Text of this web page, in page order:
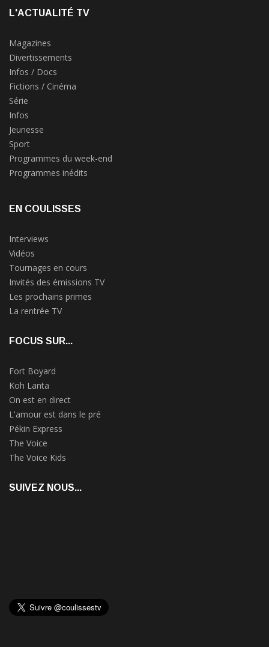
L'ACTUALITÉ TV
Magazines
Divertissements
Infos / Docs
Fictions / Cinéma
Série
Infos
Jeunesse
Sport
Programmes du week-end
Programmes inédits
EN COULISSES
Interviews
Vidéos
Tournages en cours
Invités des émissions TV
Les prochains primes
La rentrée TV
FOCUS SUR...
Fort Boyard
Koh Lanta
On est en direct
L'amour est dans le pré
Pékin Express
The Voice
The Voice Kids
SUIVEZ NOUS...